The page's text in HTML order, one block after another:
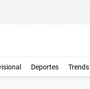
Deportes Trends